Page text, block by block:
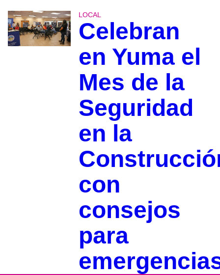
LOCAL
Celebran
en Yuma el
Mes de la
Seguridad
en la
con
consejos
para